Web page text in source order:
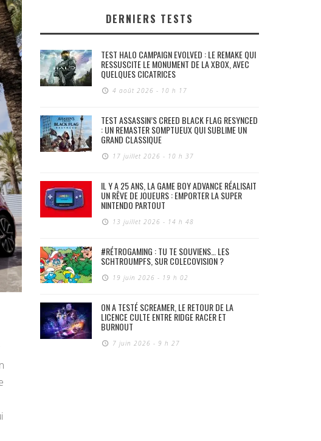
DERNIERS TESTS
TEST HALO CAMPAIGN EVOLVED : LE REMAKE QUI
RESSUSCITE LE MONUMENT DE LA XBOX, AVEC
QUELQUES CICATRICES
4 août 2026 - 10 h 17
TEST ASSASSIN’S CREED BLACK FLAG RESYNCED
: UN REMASTER SOMPTUEUX QUI SUBLIME UN
GRAND CLASSIQUE
17 juillet 2026 - 10 h 37
IL Y A 25 ANS, LA GAME BOY ADVANCE RÉALISAIT
UN RÊVE DE JOUEURS : EMPORTER LA SUPER
NINTENDO PARTOUT
13 juillet 2026 - 14 h 48
#RÉTROGAMING : TU TE SOUVIENS… LES
SCHTROUMPFS, SUR COLECOVISION ?
19 juin 2026 - 19 h 02
ON A TESTÉ SCREAMER, LE RETOUR DE LA
LICENCE CULTE ENTRE RIDGE RACER ET
BURNOUT
7 juin 2026 - 9 h 27